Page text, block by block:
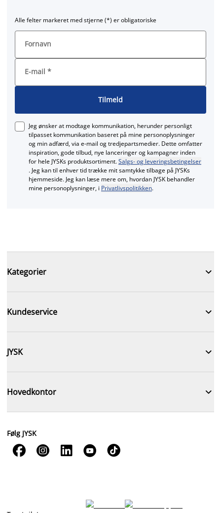
Alle felter markeret med stjerne (*) er obligatoriske
Fornavn
E-mail *
Tilmeld
Jeg ønsker at modtage kommunikation, herunder personligt
tilpasset kommunikation baseret på mine personoplysninger
og min adfærd, via e‑mail og tredjepartsmedier. Dette omfatter
inspiration, gode tilbud, nye lanceringer og kampagner inden
for hele JYSKs produktsortiment.Salgs- og leveringsbetingelser
. Jeg kan til enhver tid trække mit samtykke tilbage på JYSKs
hjemmeside. Jeg kan læse mere om, hvordan JYSK behandler
mine personoplysninger, i Privatlivspolitikken.
Kategorier 
Kundeservice 
JYSK 
Hovedkontor 
Følg JYSK
    